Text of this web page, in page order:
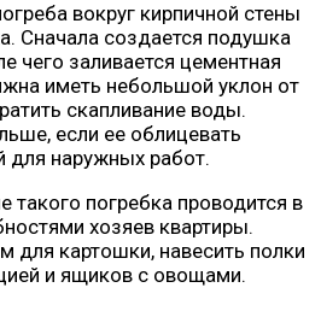
вокруг кирпичной стены
Сначала создается подушка
чего заливается цементная
иметь небольшой уклон от
скапливание воды.
если ее облицевать
для наружных работ.
такого погребка проводится в
хозяев квартиры.
для картошки, навесить полки
и ящиков с овощами.